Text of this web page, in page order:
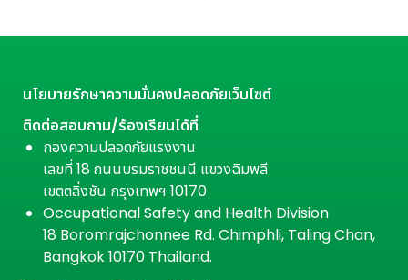
นโยบายรักษาความมั่นคงปลอดภัยเว็บไซต์
ติดต่อสอบถาม/ร้องเรียนได้ที่
กองความปลอดภัยแรงงาน
เลขที่ 18 ถนนบรมราชชนนี แขวงฉิมพลี
เขตตลิ่งชัน กรุงเทพฯ 10170
Occupational Safety and Health Division
18 Boromrajchonnee Rd. Chimphli, Taling Chan,
Bangkok 10170 Thailand.